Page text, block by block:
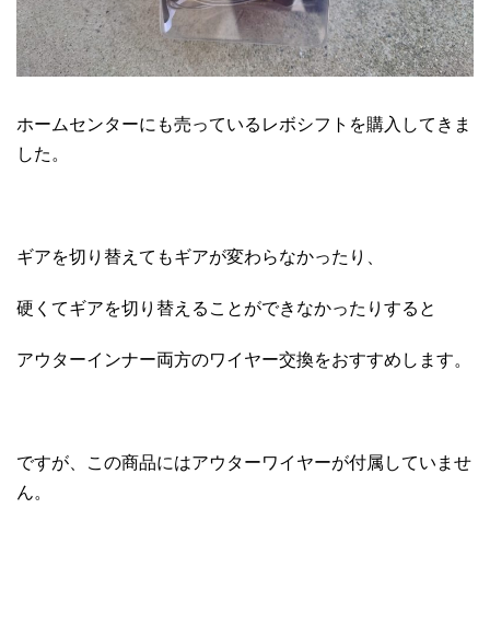
ホームセンターにも売っているレボシフトを購入してきま
した。
ギアを切り替えてもギアが変わらなかったり、
硬くてギアを切り替えることができなかったりすると
アウターインナー両方のワイヤー交換をおすすめします。
ですが、この商品にはアウターワイヤーが付属していませ
ん。